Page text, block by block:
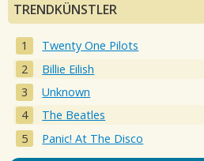
TRENDKÜNSTLER
Twenty One Pilots
Billie Eilish
Unknown
The Beatles
Panic! At The Disco